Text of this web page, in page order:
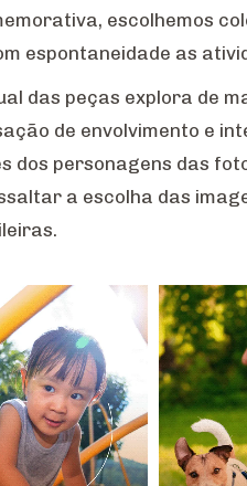
escolhemos
espontaneidade as
das peças explora de
de envolvimento e
dos personagens das
a escolha das